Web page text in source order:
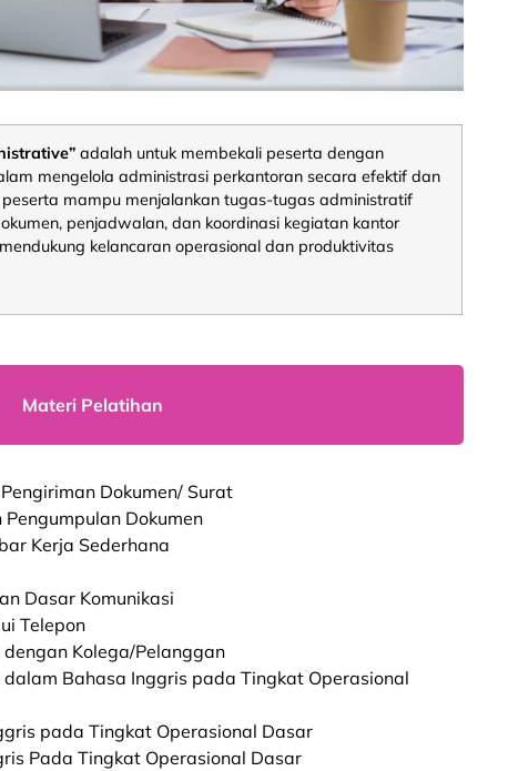
adalah untuk membekali peserta dengan
mengelola administrasi perkantoran secara efektif dan
mampu menjalankan tugas-tugas administratif
penjadwalan, dan koordinasi kegiatan kantor
kelancaran operasional dan produktivitas
Materi Pelatihan
Dokumen/ Surat
Dokumen
Kerja Sederhana
Dasar Komunikasi
Telepon
Kolega/Pelanggan
Bahasa Inggris pada Tingkat Operasional
pada Tingkat Operasional Dasar
Pada Tingkat Operasional Dasar